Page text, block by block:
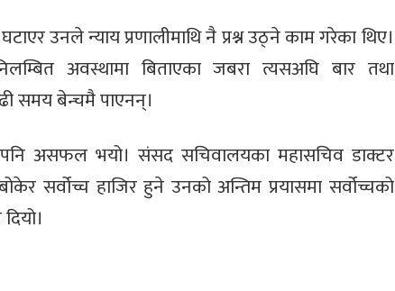
उनले न्याय प्रणालीमाथि नै प्रश्न उठ्ने काम गरेका थिए।
अवस्थामा बिताएका जबरा त्यसअघि बार तथा
समय बेन्चमै पाएनन्।
पनि असफल भयो। संसद सचिवालयका महासचिव डाक्टर
सर्वोच्च हाजिर हुने उनको अन्तिम प्रयासमा सर्वोच्चको